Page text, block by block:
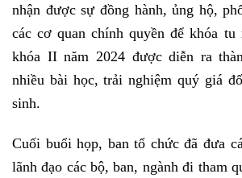
nhận được sự đồng hành, ủng hộ,
các cơ quan chính quyền để khóa
khóa II năm 2024 được diễn ra
nhiều bài học, trải nghiệm quý giá
sinh.
Cuối buổi họp, ban tổ chức đã đưa
lãnh đạo các bộ, ban, ngành đi tham